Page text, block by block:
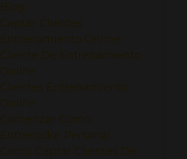
Blog
Captar Clientes
Entrenamiento Online
Cliente De Entrenamiento
Online
Clientes Entrenamiento
Online
Comenzar Como
Entrenador Personal
Como Captar Clientes De